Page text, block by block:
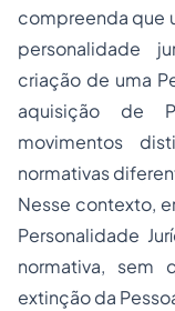
compreenda que
personalidade
criação de uma
aquisição de
movimentos
normativas
Nesse contexto,
Personalidade
normativa, sem
extinção da